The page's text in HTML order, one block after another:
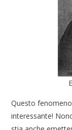
Questo
interessante!